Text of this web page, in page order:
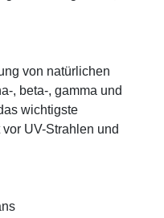
von natürlichen
, beta-, gamma und
wichtigste
UV-Strahlen und